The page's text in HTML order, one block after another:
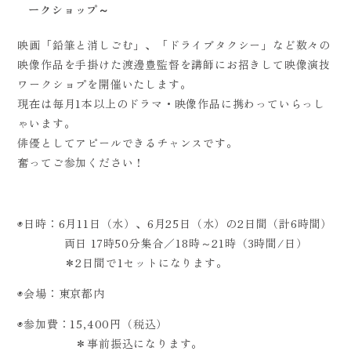
ークショップ～
映画「鉛筆と消しごむ」、「ドライブタクシー」など数々の
映像作品を手掛けた渡邊豊監督を講師にお招きして映像演技
ワークショプを開催いたします。
現在は毎月1本以上のドラマ・映像作品に携わっていらっし
ゃいます。
俳優としてアピールできるチャンスです。
奮ってご参加ください！
◉日時：6月11日（水）、6月25日（水）の2日間（計6時間）
両日 17時50分集合／18時～21時（3時間/日）
＊2日間で1セットになります。
◉会場：東京都内
◉参加費：15,400円（税込）
＊事前振込になります。